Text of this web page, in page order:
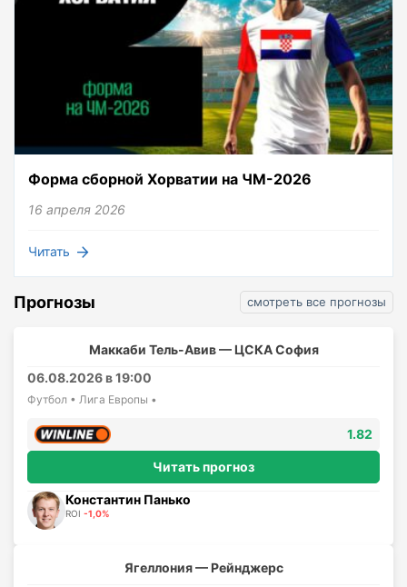
Форма сборной Хорватии на ЧМ-2026
16 апреля 2026
Читать
Прогнозы смотреть все прогнозы
Маккаби Тель-Авив — ЦСКА София
06.08.2026 в 19:00
Футбол • Лига Европы •
1.82
Читать прогноз
Константин Панько
ROI -1,0%
Ягеллония — Рейнджерс